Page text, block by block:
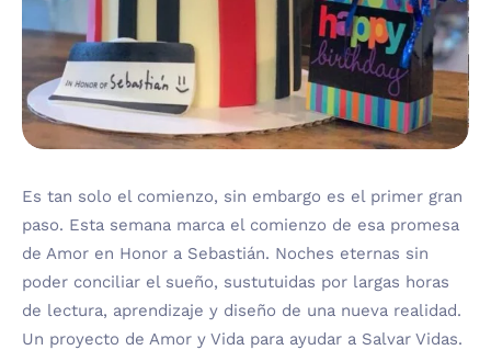
Es tan solo el comienzo, sin embargo es el primer gran
paso. Esta semana marca el comienzo de esa promesa
de Amor en Honor a Sebastián. Noches eternas sin
poder conciliar el sueño, sustutuidas por largas horas
de lectura, aprendizaje y diseño de una nueva realidad.
Un proyecto de Amor y Vida para ayudar a Salvar Vidas.